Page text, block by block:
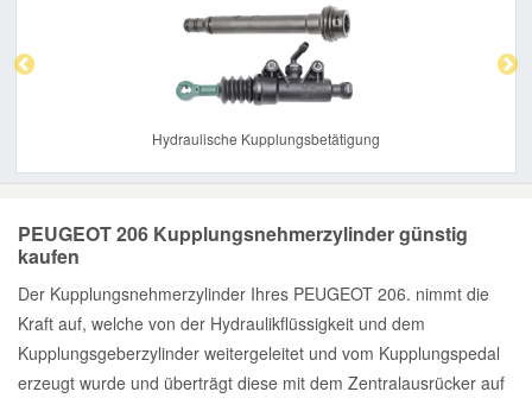
Hydraulische Kupplungsbetätigung
PEUGEOT 206 Kupplungsnehmerzylinder günstig
kaufen
Der Kupplungsnehmerzylinder Ihres PEUGEOT 206. nimmt die
Kraft auf, welche von der Hydraulikflüssigkeit und dem
Kupplungsgeberzylinder weitergeleitet und vom Kupplungspedal
erzeugt wurde und überträgt diese mit dem Zentralausrücker auf